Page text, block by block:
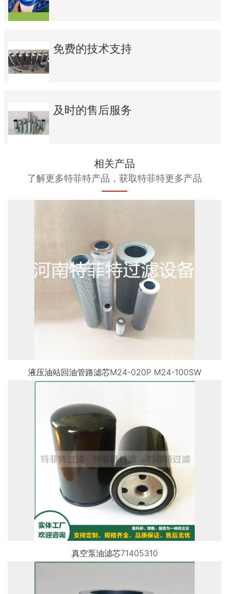
免费的技术支持
及时的售后服务
相关产品
了解更多特菲特产品，获取特菲特更多产品
液压油站回油管路滤芯M24-020P M24-100SW
真空泵油滤芯71405310